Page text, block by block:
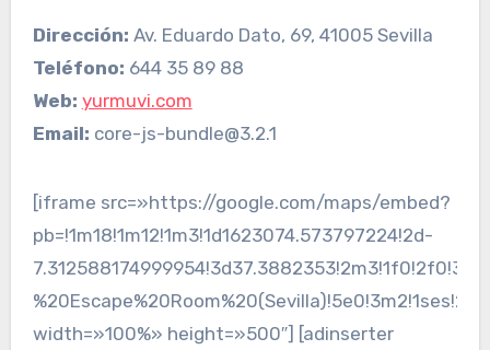
Dirección: Av. Eduardo Dato, 69, 41005 Sevilla
Teléfono: 644 35 89 88
Web: yurmuvi.com
Email: core-js-bundle@3.2.1
[iframe src=»https://google.com/maps/embed?
pb=!1m18!1m12!1m3!1d1623074.573797224!2d-
width=»100%» height=»500″] [adinserter